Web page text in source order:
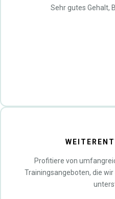
Sehr gutes Gehalt,
Profitiere von
Trainingsangeboten, die